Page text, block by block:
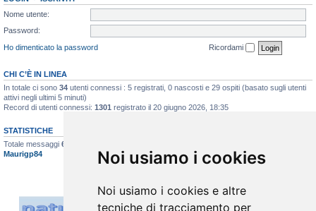
Noi usiamo i cookies
Noi usiamo i cookies e altre
tecniche di tracciamento per
Nome utente:
Password:
Ho dimenticato la password
Ricordami
CHI C’È IN LINEA
In totale ci sono 34 utenti connessi : 5 registrati, 0 nascosti e 29 ospiti (basato sugli utenti
attivi negli ultimi 5 minuti)
Record di utenti connessi: 1301 registrato il 20 giugno 2026, 18:35
STATISTICHE
Totale messaggi 6622
Maurigp84